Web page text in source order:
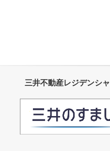
三井不動産レジデンシ